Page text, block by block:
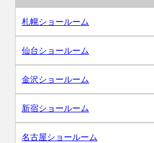
札幌ショールーム
仙台ショールーム
金沢ショールーム
新宿ショールーム
名古屋ショールーム